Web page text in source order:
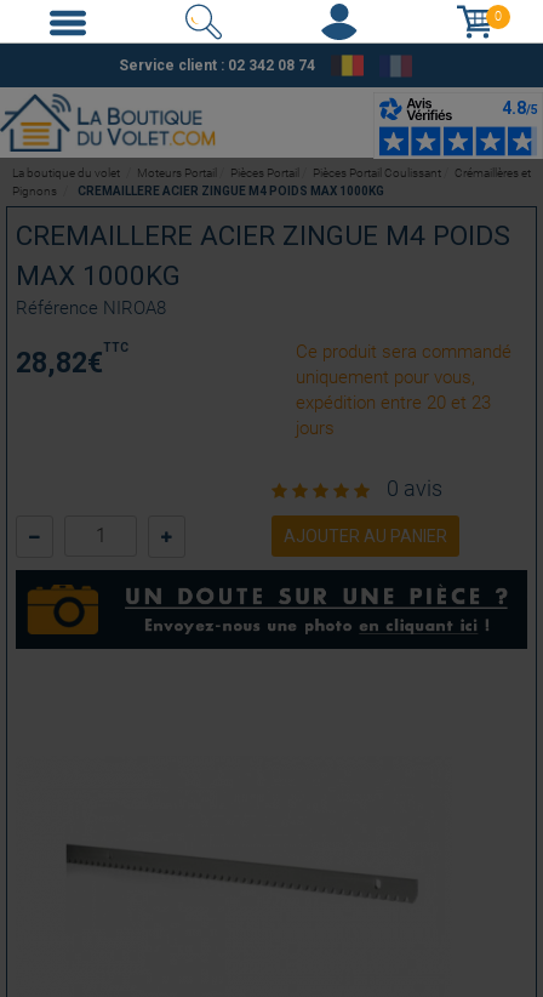
0
Service client : 02 342 08 74
CREMAILLERE ACIER ZINGUE M4 POIDS
MAX 1000KG
Référence NIROA8
28,82€TTC
Ce produit sera commandé
uniquement pour vous,
expédition entre 20 et 23
jours
0 avis
AJOUTER AU PANIER
La boutique du volet Moteurs Portail Pièces Portail Pièces Portail Coulissant
Crémaillères et
Pignons
CREMAILLERE ACIER ZINGUE M4 POIDS MAX 1000KG